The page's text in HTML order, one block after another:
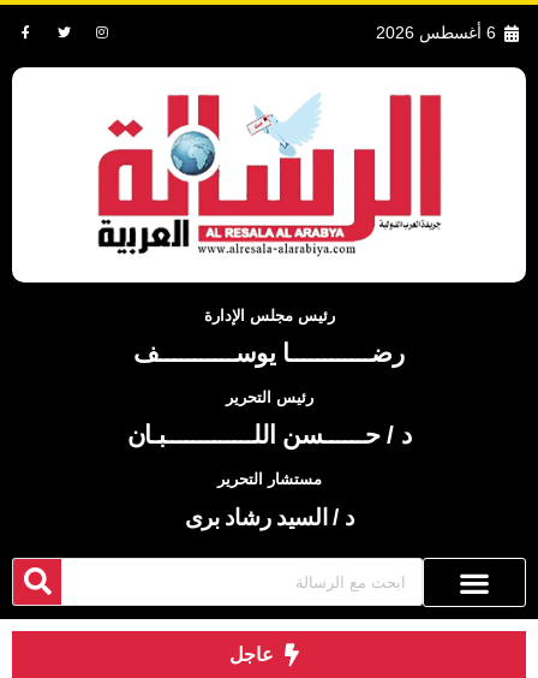
6 أغسطس 2026
رئيس مجلس الإدارة
رضــــــــــــا يوســـــــــــف
رئيس التحرير
د / حــــــسن اللـــــــــــــبـان
مستشار التحرير
د / السيد رشاد برى
عاجل